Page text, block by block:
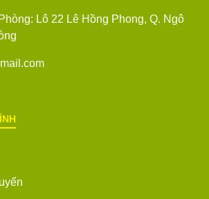
Lô 22 Lê Hồng Phong, Q. Ngô